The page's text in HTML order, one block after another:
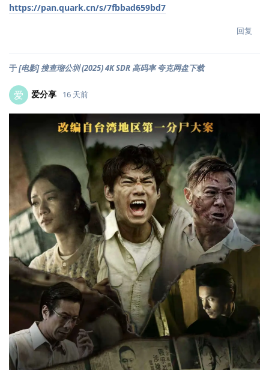
https://pan.quark.cn/s/7fbbad659bd7
回复
于[电影] 搜查瑠公圳 (2025) 4K SDR 高码率 夸克网盘下载
爱 爱分享 16 天前